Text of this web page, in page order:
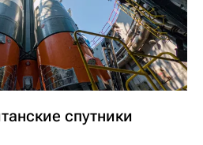
спутники